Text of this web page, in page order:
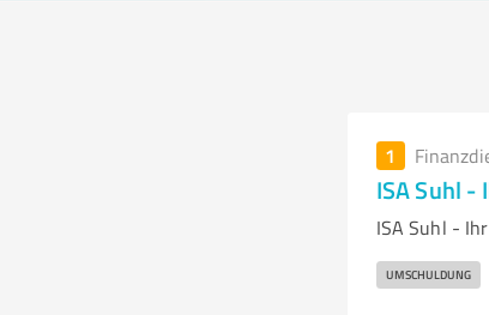
1
ISA Suhl -
ISA Suhl -
UMSCHULDUNG